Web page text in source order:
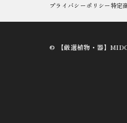
プライバシーポリシー特定
©︎ 【厳選植物・器】